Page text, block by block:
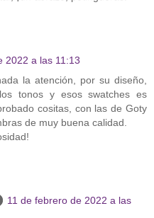
2022 a las 11:13
la atención, por su diseño,
tonos y esos swatches es
cositas, con las de Goty
de muy buena calidad.
11 de febrero de 2022 a las